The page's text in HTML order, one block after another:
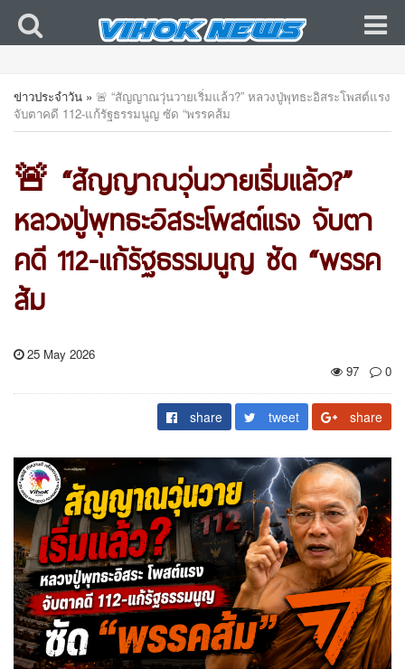
ข่าวประจำวัน » 🚨 “สัญญาณวุ่นวายเริ่มแล้ว?” หลวงปู่พุทธะอิสระโพสต์แรง
จับตาคดี 112-แก้รัฐธรรมนูญ ซัด “พรรคส้ม
🚨 “สัญญาณวุ่นวายเริ่มแล้ว?”
หลวงปู่พุทธะอิสระโพสต์แรง จับตา
คดี 112-แก้รัฐธรรมนูญ ซัด “พรรค
ส้ม
25 May 2026
97
0
share tweet share